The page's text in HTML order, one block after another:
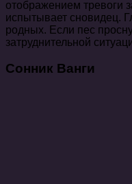
отображением тревоги
испытывает сновидец.
родных. Если пес
затруднительной
Сонник Ванги